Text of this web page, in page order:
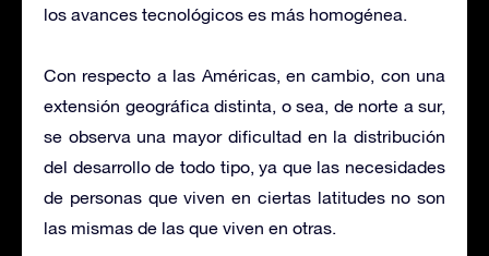
los avances tecnológicos es más homogénea.
Con respecto a las Américas, en cambio, con una
extensión geográfica distinta, o sea, de norte a sur,
se observa una mayor dificultad en la distribución
del desarrollo de todo tipo, ya que las necesidades
de personas que viven en ciertas latitudes no son
las mismas de las que viven en otras.